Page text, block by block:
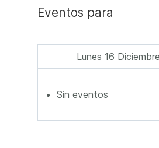
Eventos para
Lunes 16
Sin eventos